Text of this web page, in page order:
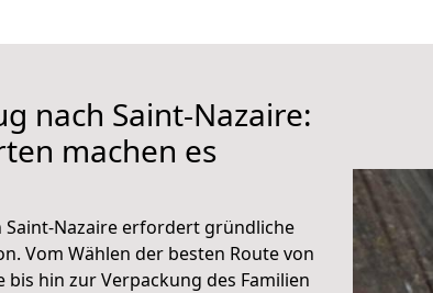
nach Saint-Nazaire:
machen es
Nazaire erfordert gründliche
Vom Wählen der besten Route von
bis hin zur Verpackung des Familien